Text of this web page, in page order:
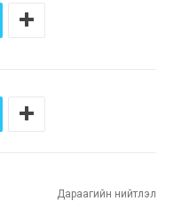
Дараагийн нийтлэл